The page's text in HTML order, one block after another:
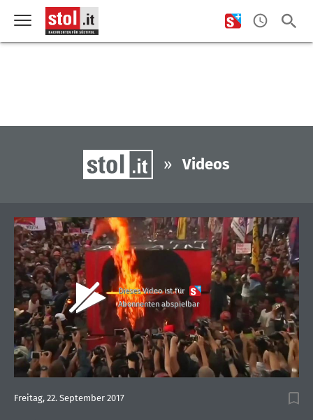
» Videos
Dieses Video ist für
Abonnenten abspielbar
Freitag, 22. September 2017